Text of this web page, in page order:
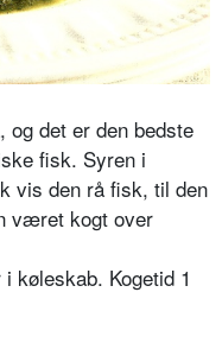
og det er den bedste
fisk. Syren i
vis den rå fisk, til den
været kogt over
køleskab. Kogetid 1